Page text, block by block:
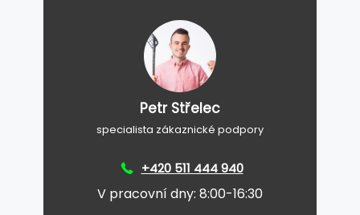
Petr Střelec
specialista zákaznické podpory
+420 511 444 940
V pracovní dny: 8:00-16:30